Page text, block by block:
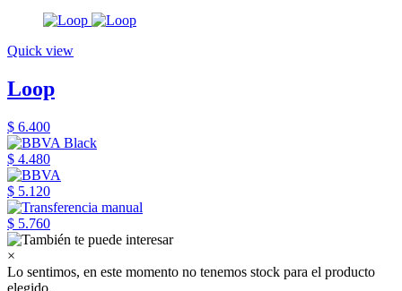
Quick view
Loop
$ 6.400
$ 4.480
$ 5.120
$ 5.760
×
Lo sentimos, en este momento no tenemos stock para el producto
elegido.